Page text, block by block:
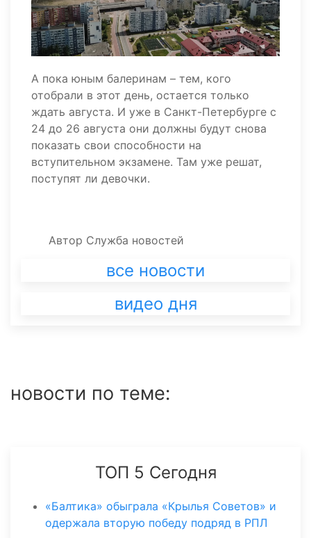
А пока юным балеринам – тем, кого
отобрали в этот день, остается только
ждать августа. И уже в Санкт-Петербурге с
24 до 26 августа они должны будут снова
показать свои способности на
вступительном экзамене. Там уже решат,
поступят ли девочки.
Автор Служба новостей
все новости
видео дня
новости по теме:
ТОП 5 Сегодня
«Балтика» обыграла «Крылья Советов» и
одержала вторую победу подряд в РПЛ